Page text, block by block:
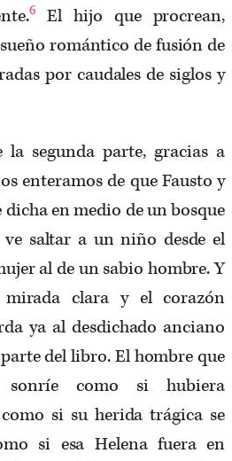
6El hijo que procrean,
romántico de fusión de
por caudales de siglos y
segunda parte, gracias a
enteramos de que Fausto y
en medio de un bosque
saltar a un niño desde el
al de un sabio hombre. Y
clara y el corazón
ya al desdichado anciano
del libro. El hombre que
sonríe como si hubiera
si su herida trágica se
si esa Helena fuera en